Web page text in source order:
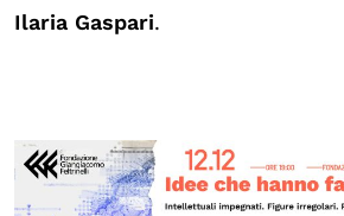
Ilaria Gaspari.